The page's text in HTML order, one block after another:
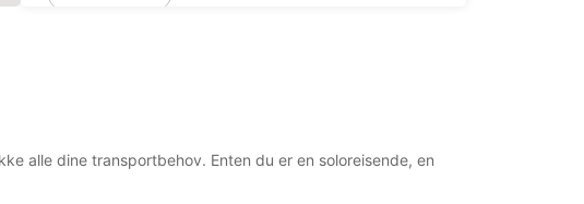
alle dine transportbehov. Enten du er en soloreisende, en